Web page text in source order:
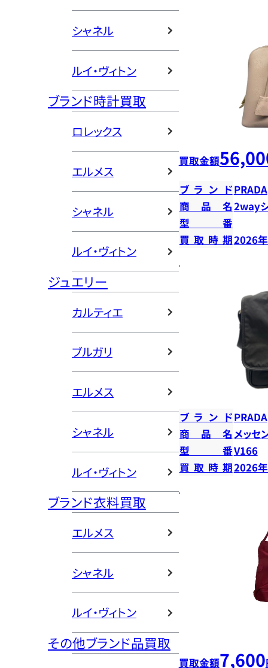
シャネル
ルイ・ヴィトン
ブランド時計買取
ロレックス
エルメス
シャネル
ルイ・ヴィトン
ジュエリー
カルティエ
ブルガリ
エルメス
シャネル
ルイ・ヴィトン
ブランド衣料買取
エルメス
シャネル
ルイ・ヴィトン
その他ブランド品買取
買取金額
ブランドPRADA
商品名2way
型番
買取時期2026
ブランドPRADA
商品名 メッセ
型番V166
買取時期2026
買取金額7,600